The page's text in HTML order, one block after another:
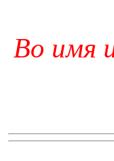
Во имя